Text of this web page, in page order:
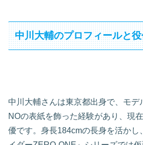
中川大輔のプロフィールと
中川大輔さんは東京都出身で、モデ
NOの表紙を飾った経験があり、現
優です。身長184cmの長身を活かし